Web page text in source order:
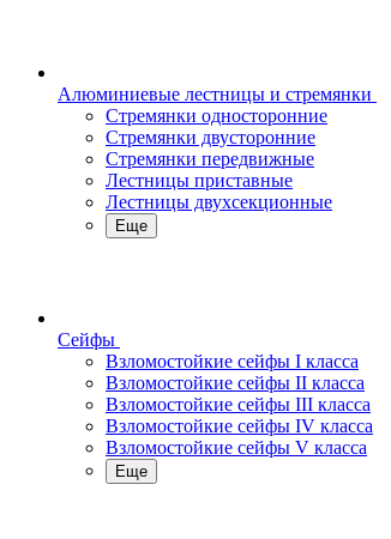
Алюминиевые лестницы и стремянки
Стремянки односторонние
Стремянки двусторонние
Стремянки передвижные
Лестницы приставные
Лестницы двухсекционные
Еще
Сейфы
Взломостойкие сейфы I класса
Взломостойкие сейфы II класса
Взломостойкие сейфы III класса
Взломостойкие сейфы IV класса
Взломостойкие сейфы V класса
Еще